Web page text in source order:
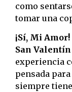
como
tomar una
¡Sí, Mi
San Valentín
experiencia
pensada
siempre